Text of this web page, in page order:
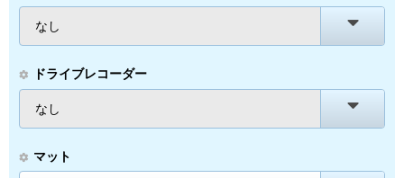
なし
ドライブレコーダー
なし
マット